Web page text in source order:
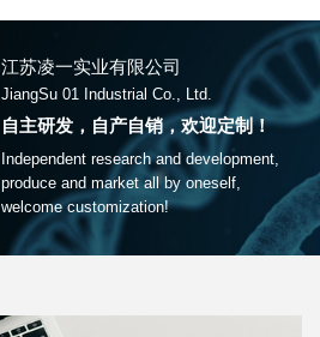
江苏凌一实业有限公司
JiangSu 01 Industrial Co., Ltd.
自主研发，自产自销，欢迎定制！
Independent research and development,
produce and market all by oneself,
welcome customization!